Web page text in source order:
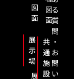
図
面
展
示
場
展
図
面
共
通
施
設
る
質
問
・
お
問
い